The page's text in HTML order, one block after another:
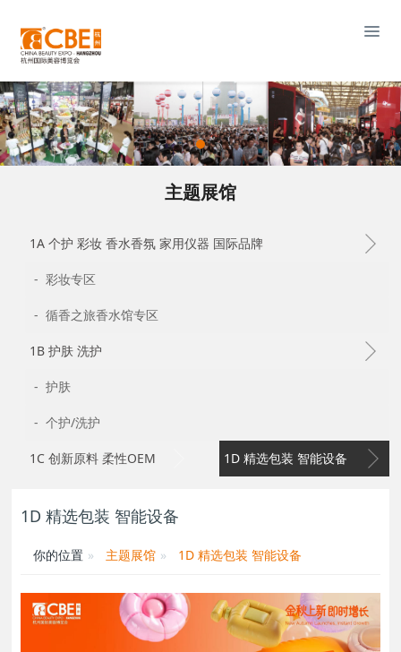
主题展馆
1A 个护 彩妆 香水香氛 家用仪器 国际品牌
- 彩妆专区
- 循香之旅香水馆专区
1B 护肤 洗护
- 护肤
- 个护/洗护
1C 创新原料 柔性OEM 1D 精选包装 智能设备
1D 精选包装 智能设备
你的位置 主题展馆 1D 精选包装 智能设备